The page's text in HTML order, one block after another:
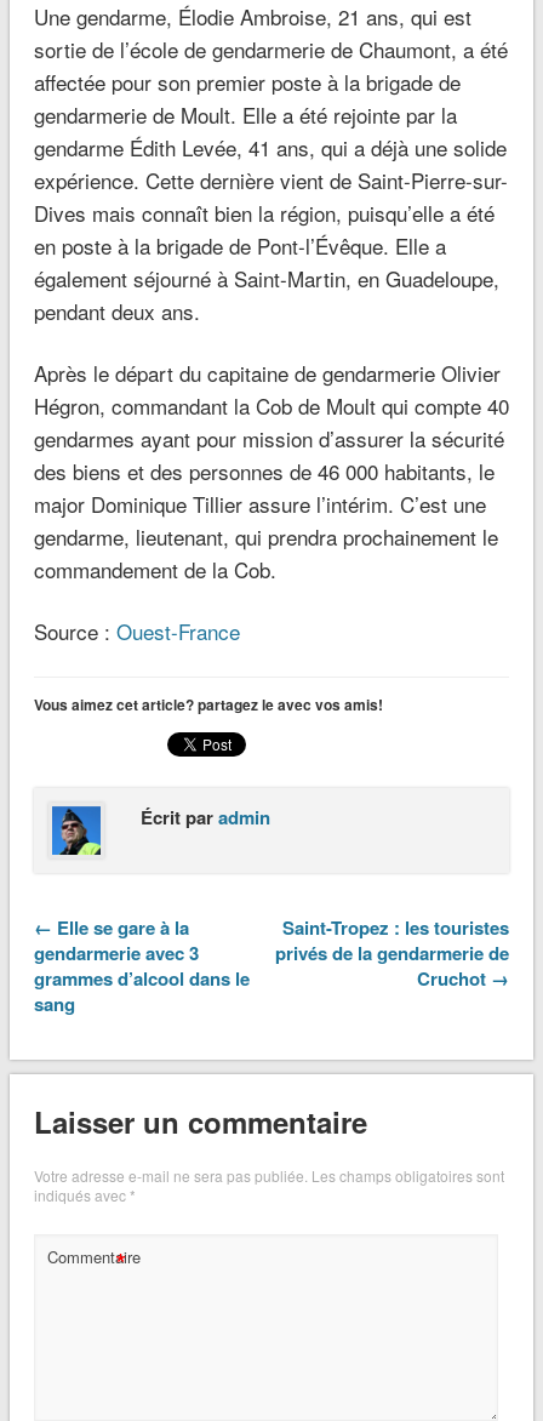
Une gendarme, Élodie Ambroise, 21 ans, qui est
sortie de l’école de gendarmerie de Chaumont, a été
affectée pour son premier poste à la brigade de
gendarmerie de Moult. Elle a été rejointe par la
gendarme Édith Levée, 41 ans, qui a déjà une solide
expérience. Cette dernière vient de Saint-Pierre-sur-
Dives mais connaît bien la région, puisqu’elle a été
en poste à la brigade de Pont-l’Évêque. Elle a
également séjourné à Saint-Martin, en Guadeloupe,
pendant deux ans.
Après le départ du capitaine de gendarmerie Olivier
Hégron, commandant la Cob de Moult qui compte 40
gendarmes ayant pour mission d’assurer la sécurité
des biens et des personnes de 46 000 habitants, le
major Dominique Tillier assure l’intérim. C’est une
gendarme, lieutenant, qui prendra prochainement le
commandement de la Cob.
Source : Ouest-France
Vous aimez cet article? partagez le avec vos amis!
Écrit paradmin
← Elle se gare à la
gendarmerie avec 3
grammes d’alcool dans le
sang
Saint-Tropez : les touristes
privés de la gendarmerie de
Cruchot →
Laisser un commentaire
Votre adresse e-mail ne sera pas publiée. Les champs obligatoires sont
indiqués avec*
Commentaire
*